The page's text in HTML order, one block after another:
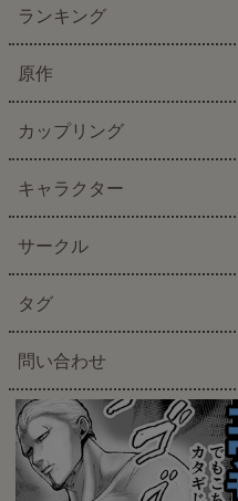
ランキング
原作
カップリング
キャラクター
サークル
タグ
問い合わせ